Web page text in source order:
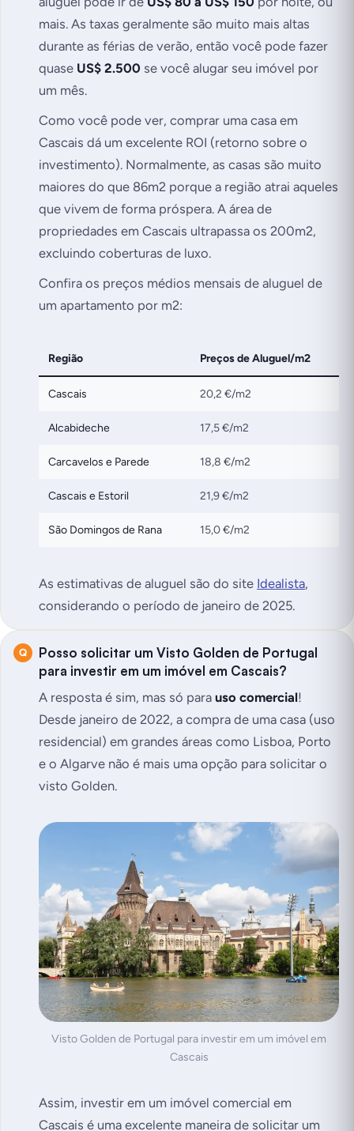
mais. As taxas geralmente são muito mais altas
durante as férias de verão, então você pode fazer
quase US$ 2.500 se você alugar seu imóvel por
um mês.
Como você pode ver, comprar uma casa em
Cascais dá um excelente ROI (retorno sobre o
investimento). Normalmente, as casas são muito
maiores do que 86m2 porque a região atrai aqueles
que vivem de forma próspera. A área de
propriedades em Cascais ultrapassa os 200m2,
excluindo coberturas de luxo.
Confira os preços médios mensais de aluguel de
um apartamento por m2:
Região Preços de Aluguel/m2
Cascais 20,2 €/m2
Alcabideche 17,5 €/m2
Carcavelos e Parede 18,8 €/m2
Cascais e Estoril 21,9 €/m2
São Domingos de Rana 15,0 €/m2
As estimativas de aluguel são do site Idealista,
considerando o período de janeiro de 2025.
Posso solicitar um Visto Golden de Portugal
para investir em um imóvel em Cascais?
A resposta é sim, mas só para uso comercial!
Desde janeiro de 2022, a compra de uma casa (uso
residencial) em grandes áreas como Lisboa, Porto
e o Algarve não é mais uma opção para solicitar o
visto Golden.
Visto Golden de Portugal para investir em um imóvel em
Cascais
Assim, investir em um imóvel comercial em
Cascais é uma excelente maneira de solicitar um